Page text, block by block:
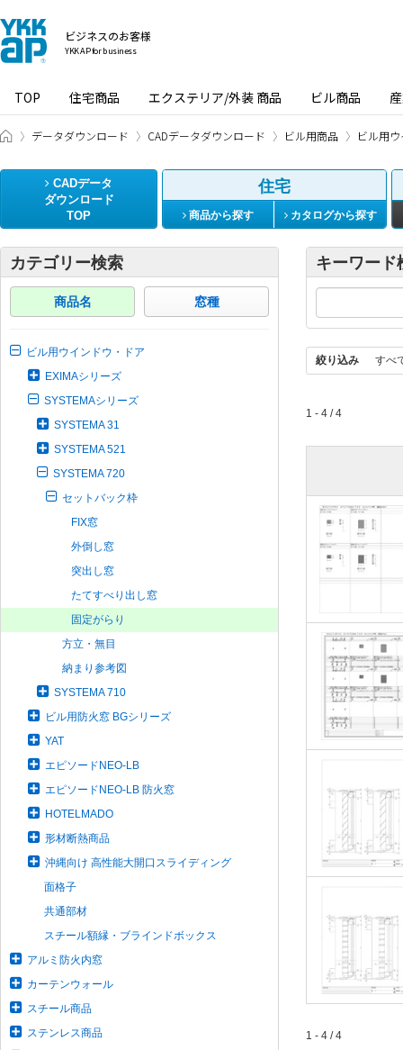
ビジネスのお客様
YKK AP for business
TOP 住宅商品 エクステリア/外装 商品 ビル商品
ビジネスのお客様 HOME
データダウンロード CADデータダウンロード ビル用商品 ビル用
CADデータ
ダウンロード
TOP
住宅
商品から探す カタログから探す
カテゴリー検索
商品名 窓種
ビル用ウインドウ・ドア
EXIMAシリーズ
SYSTEMAシリーズ
SYSTEMA 31
SYSTEMA 521
SYSTEMA 720
セットバック枠
FIX窓
外倒し窓
突出し窓
たてすべり出し窓
固定がらり
方立・無目
納まり参考図
SYSTEMA 710
ビル用防火窓 BGシリーズ
YAT
エピソードNEO-LB
エピソードNEO-LB 防火窓
HOTELMADO
形材断熱商品
沖縄向け 高性能大開口スライディング
面格子
共通部材
スチール額縁・ブラインドボックス
アルミ防火内窓
カーテンウォール
スチール商品
ステンレス商品
キーワード
絞り込み すべ
1 - 4 / 4
1 - 4 / 4